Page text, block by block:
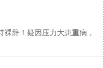
辞！疑因压力大患重病，